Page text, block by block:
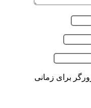
برای زمانی